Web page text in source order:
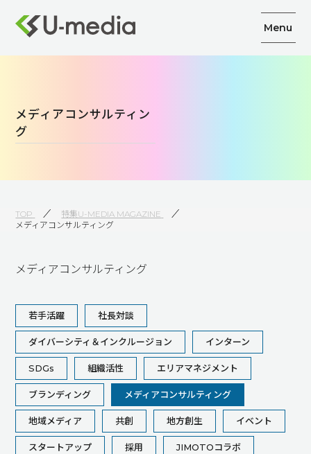
Menu
メディアコンサルティン
グ
TOP
特集U-MEDIA MAGAZINE
メディアコンサルティング
メディアコンサルティング
若手活躍 社長対談
ダイバーシティ＆インクルージョン インターン
SDGs 組織活性 エリアマネジメント
ブランディング メディアコンサルティング
地域メディア 共創 地方創生 イベント
スタートアップ 採用 JIMOTOコラボ